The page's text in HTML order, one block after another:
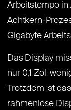
Arbeitstempo in
Achtkern-
Gigabyte
Das Display
nur 0,1 Zoll
Trotzdem ist
rahmenlose